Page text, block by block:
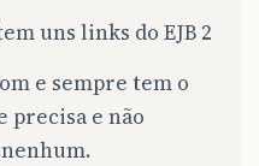
uns links do EJB 2
e sempre tem o
e não